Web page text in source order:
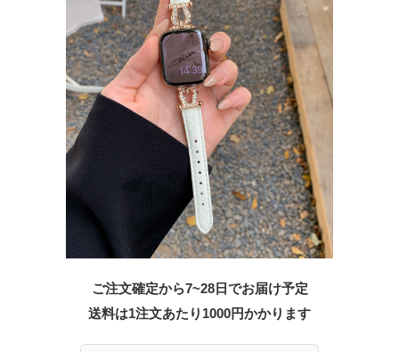
ご注文確定から7~28日でお届け予定
送料は1注文あたり 1000円かかります